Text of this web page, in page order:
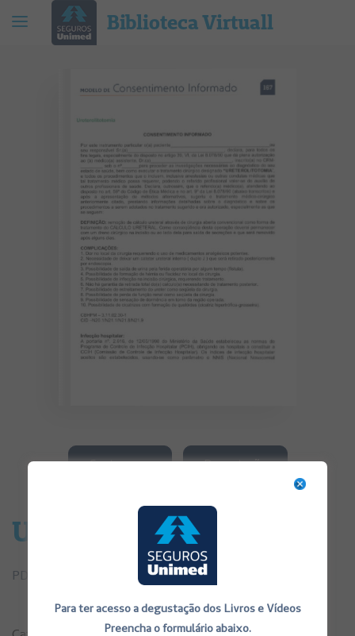
Biblioteca Virtuall
Contra capa Degustação
Ureterolitotomia
PDF de Consentimentos Informados Ureterolitotomia
Para ter acesso a degustação dos Livros e Vídeos
Preencha o formulário abaixo.